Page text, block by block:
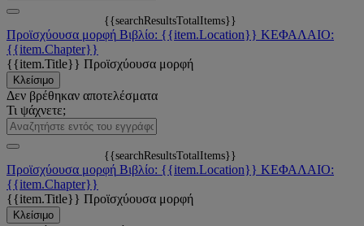
{{searchResultsTotalItems}}
Προϊσχύουσα μορφή Βιβλίο: {{item.Location}} ΚΕΦΑΛΑΙΟ:
{{item.Chapter}}
{{item.Title}} Προϊσχύουσα μορφή
Κλείσιμο
Δεν βρέθηκαν αποτελέσματα
Τι ψάχνετε;
{{searchResultsTotalItems}}
Προϊσχύουσα μορφή Βιβλίο: {{item.Location}} ΚΕΦΑΛΑΙΟ:
{{item.Chapter}}
{{item.Title}} Προϊσχύουσα μορφή
Κλείσιμο